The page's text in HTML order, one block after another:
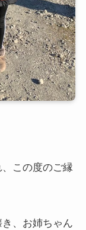
この度のご縁
、お姉ちゃん